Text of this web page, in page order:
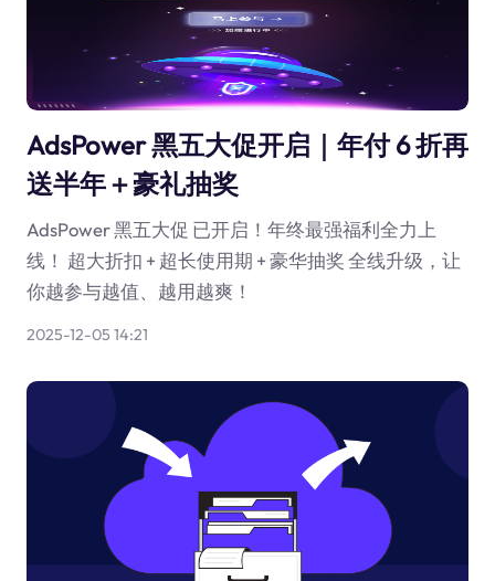
AdsPower 黑五大促开启｜年付 6 折再
送半年＋豪礼抽奖
AdsPower 黑五大促 已开启！年终最强福利全力上
线！ 超大折扣 + 超长使用期 + 豪华抽奖 全线升级，让
你越参与越值、越用越爽！
2025-12-05 14:21